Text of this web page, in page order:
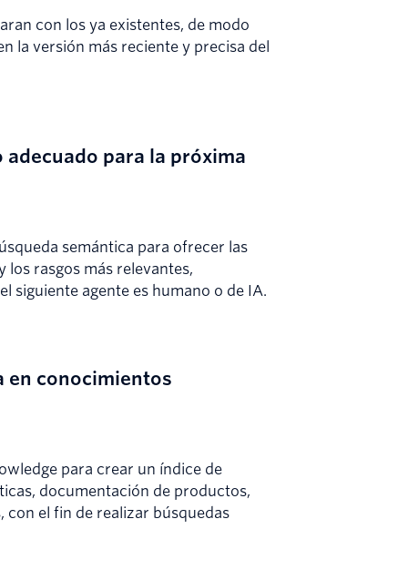
con los ya existentes, de modo
la versión más reciente y precisa del
adecuado para la próxima
semántica para ofrecer las
los rasgos más relevantes,
siguiente agente es humano o de IA.
en conocimientos
para crear un índice de
documentación de productos,
con el fin de realizar búsquedas